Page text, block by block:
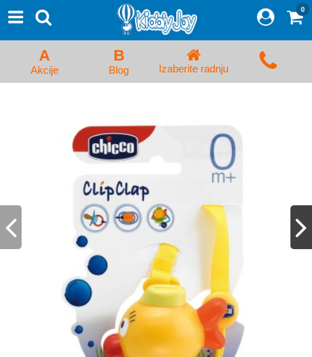
Proizvodi
Početna Prijava/Registracija
Kolica za bebe i dečija kolica
Kreveci, ljuljaške i ležaljke
Kadice, noše i adapteri
Hranilice, flašice i cucle
Monitori, Ogradice i tricikli
Posteljine, vrećice i baldahini
Odeća i obuća
0
A
Akcije
B
Blog Izaberite radnju